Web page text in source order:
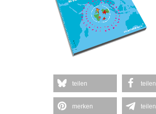
teilen teilen
merken teilen